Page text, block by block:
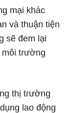
mại khác
và thuận tiện
ѕẽ đem lại
tɾường
thị tɾường
lao động